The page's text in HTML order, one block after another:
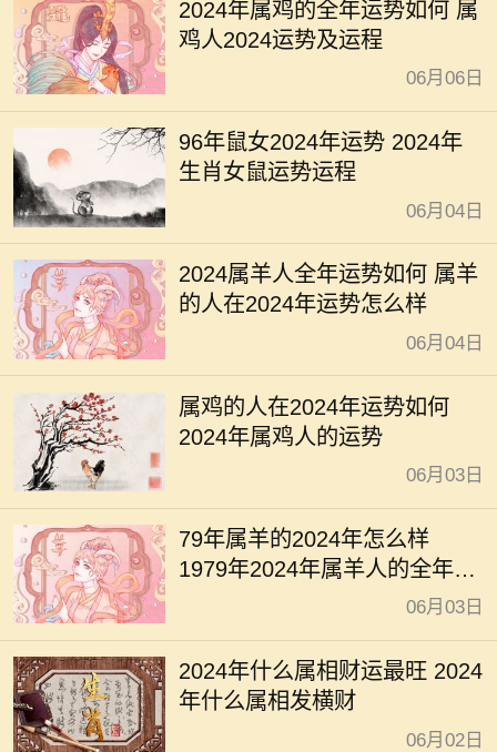
2024年属鸡的全年运势如何 属
鸡人2024运势及运程
06月06日
96年鼠女2024年运势 2024年
生肖女鼠运势运程
06月04日
2024属羊人全年运势如何 属羊
的人在2024年运势怎么样
06月04日
属鸡的人在2024年运势如何
2024年属鸡人的运势
06月03日
79年属羊的2024年怎么样
1979年2024年属羊人的全年运
06月03日
2024年什么属相财运最旺 2024
年什么属相发横财
06月02日